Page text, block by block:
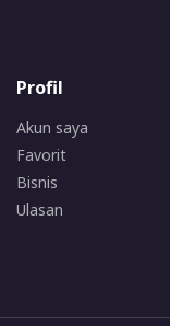
Profil
Akun saya
Favorit
Bisnis
Ulasan